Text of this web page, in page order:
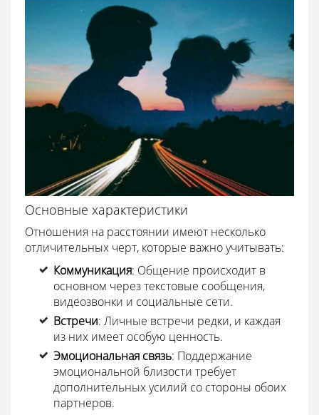
Основные характеристики
Отношения на расстоянии имеют несколько
отличительных черт, которые важно учитывать:
Коммуникация: Общение происходит в
основном через текстовые сообщения,
видеозвонки и социальные сети.
Встречи: Личные встречи редки, и каждая
из них имеет особую ценность.
Эмоциональная связь: Поддержание
эмоциональной близости требует
дополнительных усилий со стороны обоих
партнеров.